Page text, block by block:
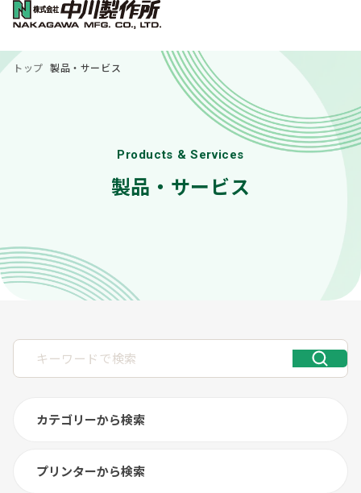
トップ 製品・サービス
Products & Services
製品・サービス
カテゴリーから検索
プリンターから検索